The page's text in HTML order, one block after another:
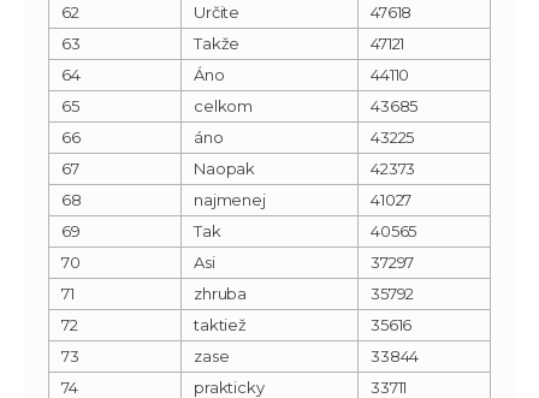
62
Určite
47618
63
Takže
47121
64
Áno
44110
65
celkom
43685
66
áno
43225
67
Naopak
42373
68
najmenej
41027
69
Tak
40565
70
Asi
37297
71
zhruba
35792
72
taktiež
35616
73
zase
33844
74
prakticky
33711